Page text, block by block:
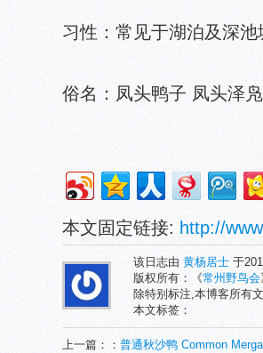
习性：常见于湖泊及深
俗名：凤头鸭子 凤头泽
本文固定链接: http://
该日志由 黄杨居士 于
版权所有：《常州野鸟会
除特别标注,本博客所有
本文标签：
上一篇：： 普通秋沙鸭 Common